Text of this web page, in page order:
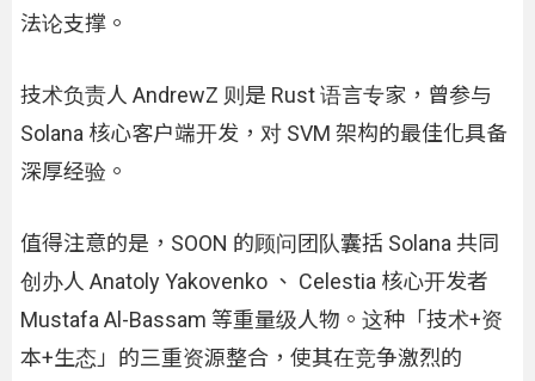
法论支撑。
技术负责人 AndrewZ 则是 Rust 语言专家，曾参与
Solana 核心客户端开发，对 SVM 架构的最佳化具备
深厚经验。
值得注意的是，SOON 的顾问团队囊括 Solana 共同
创办人 Anatoly Yakovenko 、 Celestia 核心开发者
Mustafa Al-Bassam 等重量级人物。这种「技术+资
本+生态」的三重资源整合，使其在竞争激烈的